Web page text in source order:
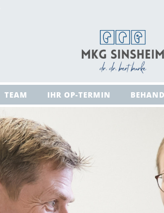
TEAM IHR OP-TERMIN